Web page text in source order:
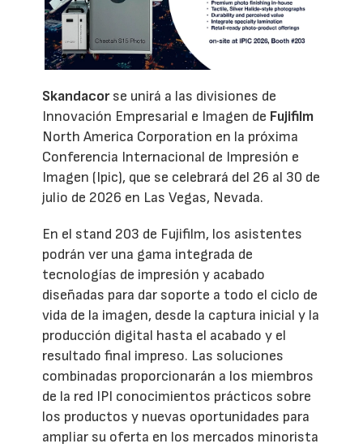
Skandacorse unirá a las divisiones de
Innovación Empresarial e Imagen de Fujifilm
North America Corporation en la próxima
Conferencia Internacional de Impresión e
Imagen (Ipic), que se celebrará del 26 al 30 de
julio de 2026 en Las Vegas, Nevada.
En el stand 203 de Fujifilm, los asistentes
podrán ver una gama integrada de
tecnologías de impresión y acabado
diseñadas para dar soporte a todo el ciclo de
vida de la imagen, desde la captura inicial y la
producción digital hasta el acabado y el
resultado final impreso. Las soluciones
combinadas proporcionarán a los miembros
de la red IPI conocimientos prácticos sobre
los productos y nuevas oportunidades para
ampliar su oferta en los mercados minorista